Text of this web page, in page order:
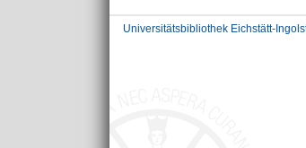
Universitätsbibliothek Eichstätt-